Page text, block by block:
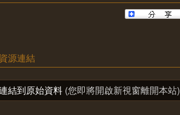
資源連結
結到原始資料 (您即將開啟新視窗離開本站)